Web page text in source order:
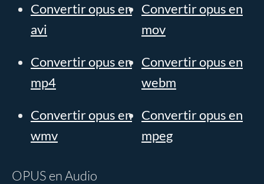
Convertir opus en
avi
Convertir opus en
mov
Convertir opus en
mp4
Convertir opus en
webm
Convertir opus en
wmv
Convertir opus en
mpeg
OPUS en Audio